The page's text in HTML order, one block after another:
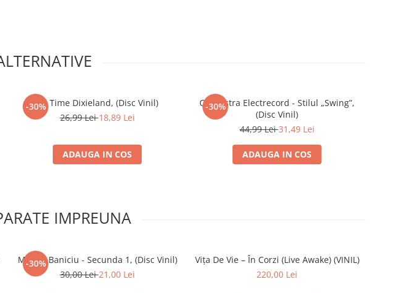
-30%All Time Dixieland, (Disc Vinil)
26,99 Lei18,89 Lei
ADAUGA IN COS
-30%
Orchestra Electrecord - Stilul „Swing”,
(Disc Vinil)
44,99 Lei31,49 Lei
ADAUGA IN COS
IMPREUNA
-30%
Mircea Baniciu - Secunda 1, (Disc Vinil)
30,00 Lei21,00 Lei
Vița De Vie – În Corzi (Live Awake) (VINIL)
220,00 Lei